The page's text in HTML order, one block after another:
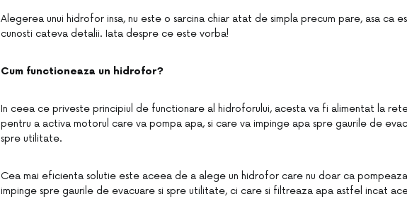
Alegerea unui hidrofor insa, nu este o sarcina chiar atat de simpla precum pare, asa ca
cunosti cateva detalii. Iata despre ce este vorba!
Cum functioneaza un hidrofor?
In ceea ce priveste principiul de functionare al hidroforului, acesta va fi alimentat la
pentru a activa motorul care va pompa apa, si care va impinge apa spre gaurile de
spre utilitate.
Cea mai eficienta solutie este aceea de a alege un hidrofor care nu doar ca
impinge spre gaurile de evacuare si spre utilitate, ci care si filtreaza apa astfel incat